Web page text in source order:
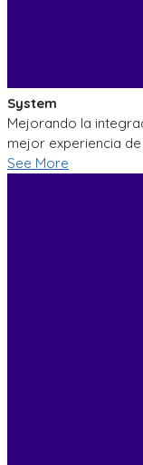
System
Mejorando la
mejor experiencia
See More